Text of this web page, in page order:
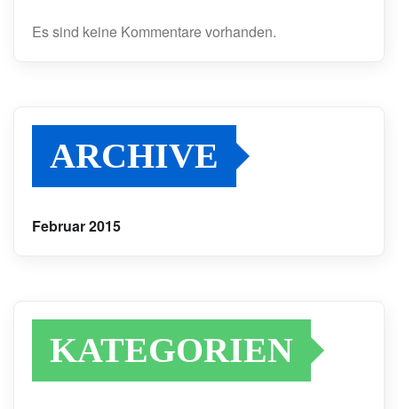
Es sind keine Kommentare vorhanden.
ARCHIVE
Februar 2015
KATEGORIEN